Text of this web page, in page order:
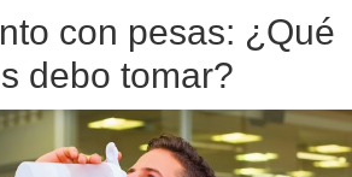
con pesas: ¿Qué
debo tomar?